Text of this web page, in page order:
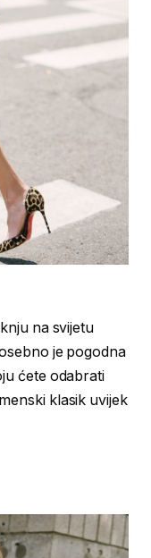
na svijetu
je pogodna
ćete odabrati
klasik uvijek